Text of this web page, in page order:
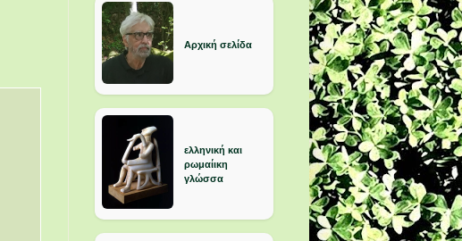
Αρχική σελίδα
ελληνική και
ρωμαίικη
γλώσσα